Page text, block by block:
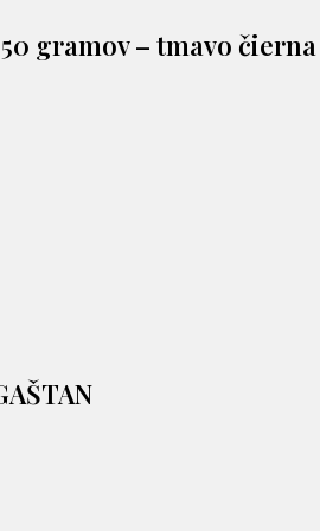
gramov – tmavo